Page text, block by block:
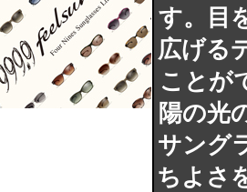
す。目
広げる
ことが
陽の光
サング
ちよさ